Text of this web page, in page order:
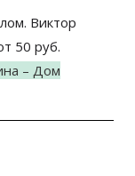
Виктор
50 руб.
– Дом